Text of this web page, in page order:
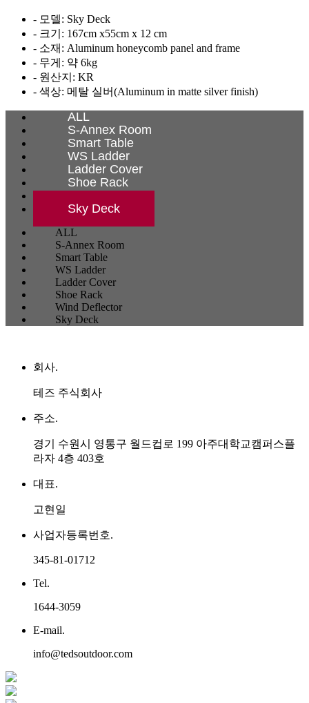
- 모델: Sky Deck
- 크기: 167cm x55cm x 12 cm
- 소재: Aluminum honeycomb panel and frame
- 무게: 약 6kg
- 원산지: KR
- 색상: 메탈 실버(Aluminum in matte silver finish)
ALL
S-Annex Room
Smart Table
WS Ladder
Ladder Cover
Shoe Rack
Wind Deflector
Sky Deck
ALL
S-Annex Room
Smart Table
WS Ladder
Ladder Cover
Shoe Rack
Wind Deflector
Sky Deck
회사.
테즈 주식회사
주소.
경기 수원시 영통구 월드컵로 199 아주대학교캠퍼스플
라자 4층 403호
대표.
고현일
사업자등록번호.
345-81-01712
Tel.
1644-3059
E-mail.
info@tedsoutdoor.com